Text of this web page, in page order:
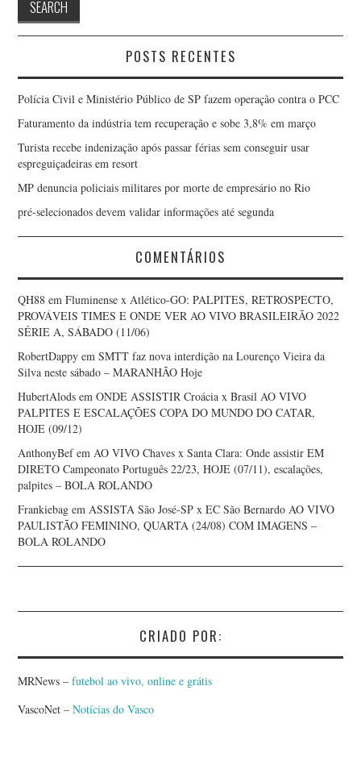
POSTS RECENTES
Polícia Civil e Ministério Público de SP fazem operação contra o PCC
Faturamento da indústria tem recuperação e sobe 3,8% em março
Turista recebe indenização após passar férias sem conseguir usar
espreguiçadeiras em resort
MP denuncia policiais militares por morte de empresário no Rio
pré-selecionados devem validar informações até segunda
COMENTÁRIOS
QH88 emFluminense x Atlético-GO: PALPITES, RETROSPECTO,
PROVÁVEIS TIMES E ONDE VER AO VIVO BRASILEIRÃO 2022
SÉRIE A, SÁBADO (11/06)
RobertDappy emSMTT faz nova interdição na Lourenço Vieira da
Silva neste sábado – MARANHÃO Hoje
HubertAlods emONDE ASSISTIR Croácia x Brasil AO VIVO
PALPITES E ESCALAÇÕES COPA DO MUNDO DO CATAR,
HOJE (09/12)
AnthonyBefemAO VIVO Chaves x Santa Clara: Onde assistir EM
DIRETO Campeonato Português 22/23, HOJE (07/11), escalações,
palpites – BOLA ROLANDO
Frankiebag emASSISTA São José-SP x EC São Bernardo AO VIVO
PAULISTÃO FEMININO, QUARTA (24/08) COM IMAGENS –
BOLA ROLANDO
CRIADO POR:
MRNews –futebol ao vivo, online e grátis
VascoNet – Notícias do Vasco